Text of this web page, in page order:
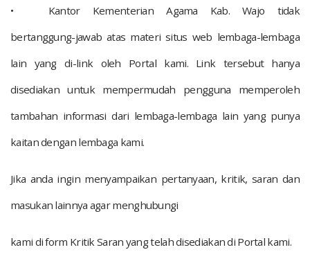
•
Kantor Kementerian Agama Kab. Wajo tidak
bertanggung-jawab atas materi situs web lembaga-lembaga
lain yang di-link oleh Portal kami. Link tersebut hanya
disediakan untuk mempermudah pengguna memperoleh
tambahan informasi dari lembaga-lembaga lain yang punya
kaitan dengan lembaga kami.
Jika anda ingin menyampaikan pertanyaan, kritik, saran dan
masukan lainnya agar menghubungi
kami di form Kritik Saran yang telah disediakan di Portal kami.